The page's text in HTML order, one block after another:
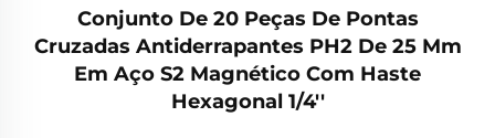
Conjunto De 20 Peças De Pontas
Cruzadas Antiderrapantes PH2 De 25 Mm
Em Aço S2 Magnético Com Haste
Hexagonal 1/4''